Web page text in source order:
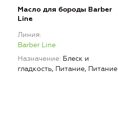
Масло для бороды Barber
Line
Линия
Barber Line
Назначение Блеск и
гладкость, Питание, Питание